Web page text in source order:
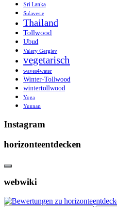
Sri Lanka
Sulavesie
Thailand
Tollwood
Ubud
Valery Gergiev
vegetarisch
waves4water
Winter-Tollwood
wintertollwood
Yoga
Yunnan
Instagram
horizonteentdecken
webwiki